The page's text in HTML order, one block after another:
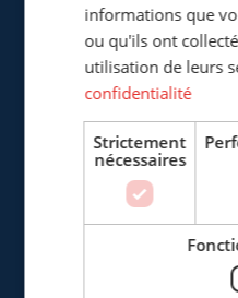
+33 (0)3
+33
informations que
ou qu'ils ont
utilisation de leurs
confidentialité
Strictement
nécessaires